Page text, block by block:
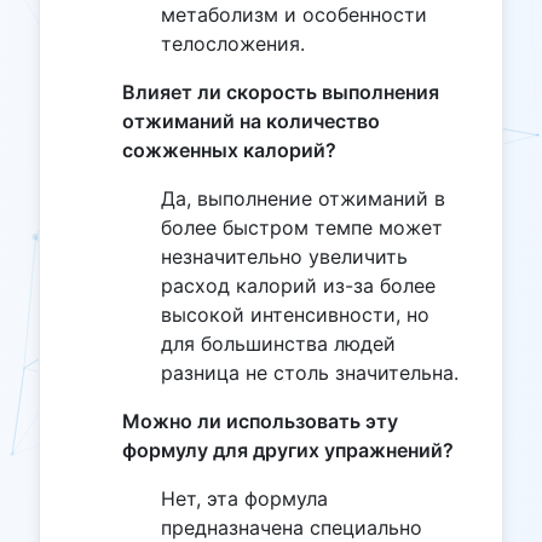
метаболизм и особенности
телосложения.
Влияет ли скорость выполнения
отжиманий на количество
сожженных калорий?
Да, выполнение отжиманий в
более быстром темпе может
незначительно увеличить
расход калорий из-за более
высокой интенсивности, но
для большинства людей
разница не столь значительна.
Можно ли использовать эту
формулу для других упражнений?
Нет, эта формула
предназначена специально